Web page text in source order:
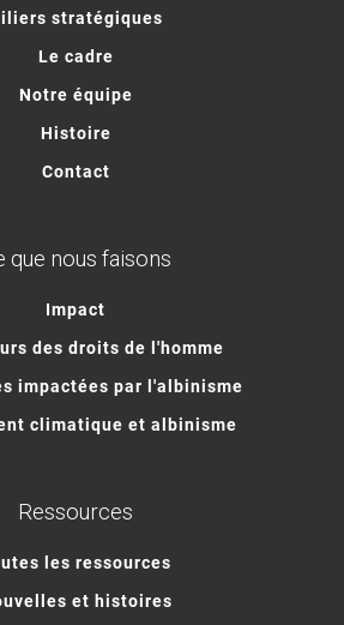
stratégiques
Le cadre
Notre équipe
Histoire
Contact
que nous faisons
Impact
des droits de l'homme
impactées par l'albinisme
climatique et albinisme
Ressources
les ressources
et histoires